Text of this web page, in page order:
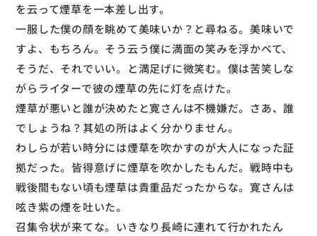
を云って煙草を一本差し出す。
一服した僕の顔を眺めて美味いか？と尋ねる。美味いで
すよ、もちろん。そう云う僕に満面の笑みを浮かべて、
そうだ、それでいい。と満足げに微笑む。僕は苦笑しな
がらライターで彼の煙草の先に灯を点けた。
煙草が悪いと誰が決めたと寛さんは不機嫌だ。さあ、誰
でしょうね？其処の所はよく分かりません。
わしらが若い時分には煙草を吹かすのが大人になった証
拠だった。皆得意げに煙草を吹かしたもんだ。戦時中も
戦後間もない頃も煙草は貴重品だったからな。寛さんは
呟き紫の煙を吐いた。
召集令状が来てな。いきなり長崎に連れて行かれたん